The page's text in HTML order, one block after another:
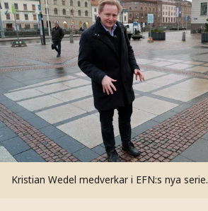
Kristian Wedel medverkar i EFN:s nya serie.